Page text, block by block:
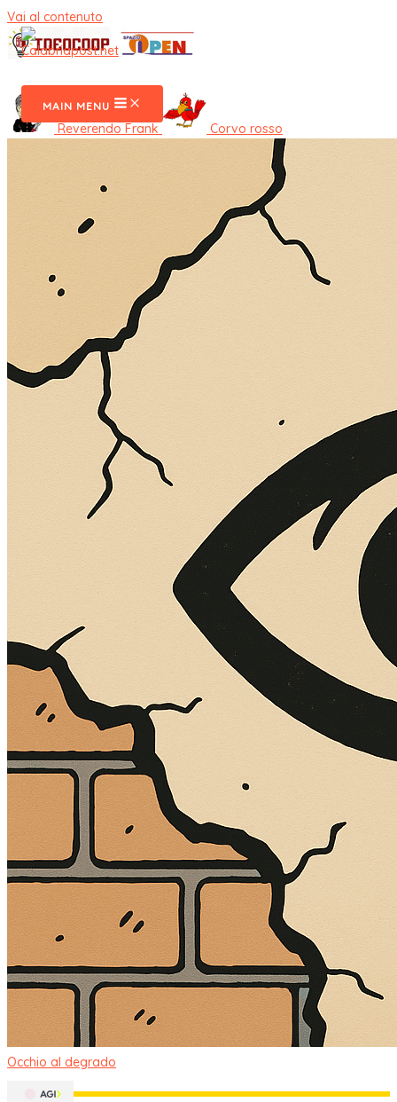
Vai al contenuto
MAIN MENU
Reverendo Frank Corvo rosso
Occhio al degrado